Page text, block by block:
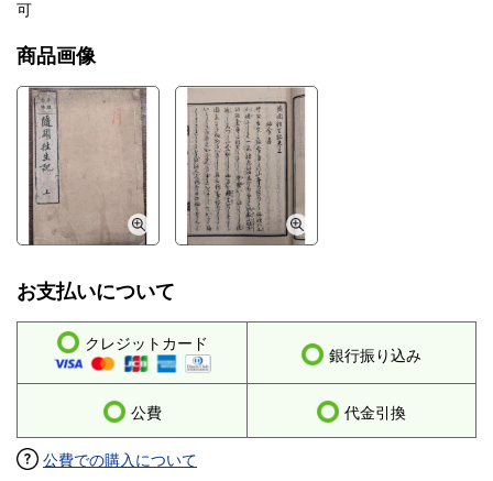
可
商品画像
お支払いについて
クレジットカード
銀行振り込み
公費 代金引換
公費での購入について